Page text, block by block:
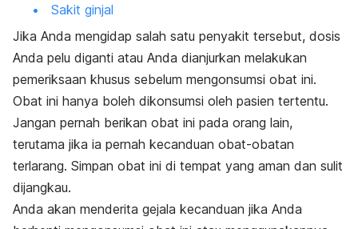
Sakit ginjal
Jika Anda mengidap salah satu penyakit tersebut, dosis
Anda pelu diganti atau Anda dianjurkan melakukan
pemeriksaan khusus sebelum mengonsumsi obat ini.
Obat ini hanya boleh dikonsumsi oleh pasien tertentu.
Jangan pernah berikan obat ini pada orang lain,
terutama jika ia pernah kecanduan obat-obatan
terlarang. Simpan obat ini di tempat yang aman dan sulit
dijangkau.
Anda akan menderita gejala kecanduan jika Anda